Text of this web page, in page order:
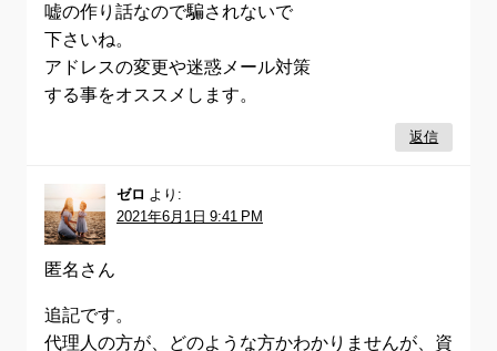
嘘の作り話なので騙されないで
下さいね。
アドレスの変更や迷惑メール対策
する事をオススメします。
返信
ゼロ より:
2021年6月1日 9:41 PM
匿名さん
追記です。
代理人の方が、どのような方かわかりませんが、資